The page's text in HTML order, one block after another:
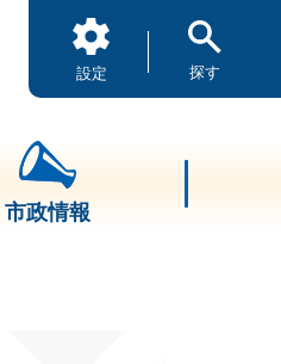
設定 探す
市政情報